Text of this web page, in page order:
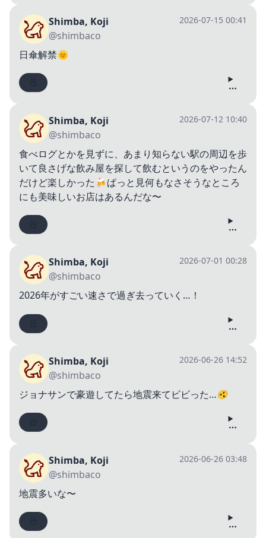
Shimba, Koji
@shimbaco
2026-07-15 00:41
日傘解禁🌞
Shimba, Koji
@shimbaco
2026-07-12 10:40
食べログとかを見ずに、あまり知らない駅の周辺を歩
いて良さげな飲み屋を探して飲むというのをやったん
だけど楽しかった🍻ぱっと見何もなさそうなところ
にも美味しいお店はあるんだな〜
Shimba, Koji
@shimbaco
2026-07-01 00:28
2026年がすごい速さで過ぎ去っていく…！
Shimba, Koji
@shimbaco
2026-06-26 14:52
ジョナサンで豪遊してたら地震来てビビった…🫨
Shimba, Koji
@shimbaco
2026-06-26 03:48
地震多いな〜